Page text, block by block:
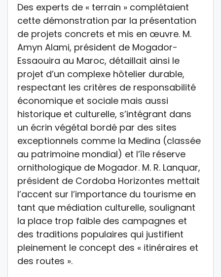
Des experts de « terrain » complétaient
cette démonstration par la présentation
de projets concrets et mis en œuvre. M.
Amyn Alami, président de Mogador-
Essaouira au Maroc, détaillait ainsi le
projet d’un complexe hôtelier durable,
respectant les critères de responsabilité
économique et sociale mais aussi
historique et culturelle, s’intégrant dans
un écrin végétal bordé par des sites
exceptionnels comme la Medina (classée
au patrimoine mondial) et l’île réserve
ornithologique de Mogador. M. R. Lanquar,
président de Cordoba Horizontes mettait
l’accent sur l’importance du tourisme en
tant que médiation culturelle, soulignant
la place trop faible des campagnes et
des traditions populaires qui justifient
pleinement le concept des « itinéraires et
des routes ».